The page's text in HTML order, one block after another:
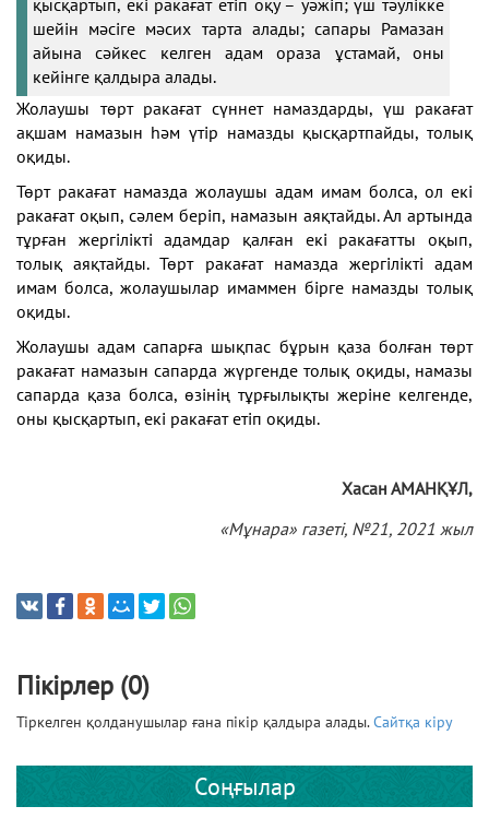
қысқартып, екі ракағат етіп оқу – уәжіп; үш тәулікке
шейін мәсіге мәсих тарта алады; сапары Рамазан
айына сәйкес келген адам ораза ұстамай, оны
кейінге қалдыра алады.
Жолаушы төрт ракағат сүннет намаздарды, үш ракағат
ақшам намазын һәм үтір намазды қысқартпайды, толық
оқиды.
Төрт ракағат намазда жолаушы адам имам болса, ол екі
ракағат оқып, сәлем беріп, намазын аяқтайды. Ал артында
тұрған жергілікті адамдар қалған екі ракағатты оқып,
толық аяқтайды. Төрт ракағат намазда жергілікті адам
имам болса, жолаушылар имаммен бірге намазды толық
оқиды.
Жолаушы адам сапарға шықпас бұрын қаза болған төрт
ракағат намазын сапарда жүргенде толық оқиды, намазы
сапарда қаза болса, өзінің тұрғылықты жеріне келгенде,
оны қысқартып, екі ракағат етіп оқиды.
Хасан АМАНҚҰЛ,
«Мұнара» газеті, №21, 2021 жыл
Пікірлер (0)
Тіркелген қолданушылар ғана пікір қалдыра алады.Сайтқа кіру
Соңғылар